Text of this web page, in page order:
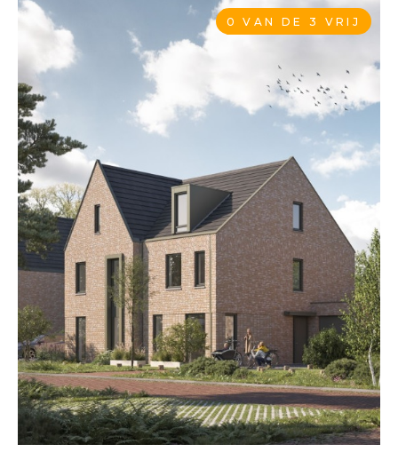
0 VAN DE 3 VRIJ